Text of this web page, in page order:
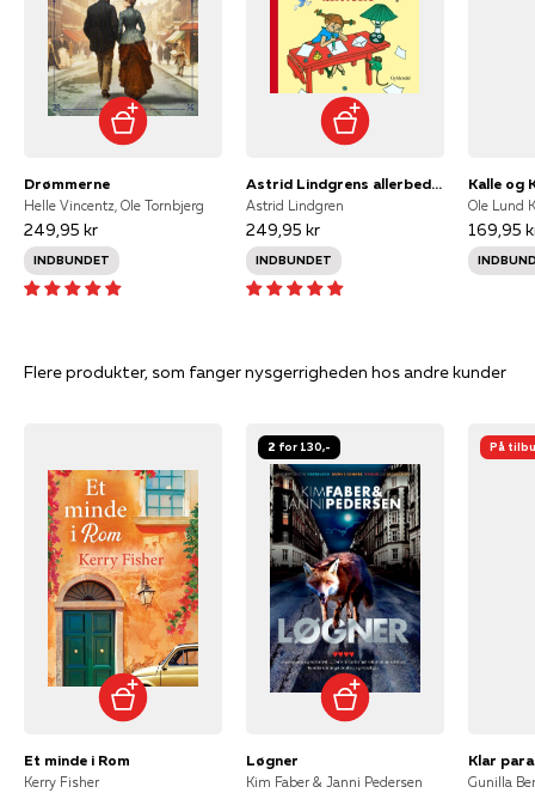
Drømmerne
Helle Vincentz, Ole Tornbjerg
249,95 kr
INDBUNDET
Astrid Lindgrens allerbedste historier
Astrid Lindgren
249,95 kr
INDBUNDET
Kalle og
169,95
Flere produkter, som fanger nysgerrigheden hos andre kunder
Et minde i Rom
Kerry Fisher
2 for 130,-
Løgner
Kim Faber & Janni Pedersen
På
Klar